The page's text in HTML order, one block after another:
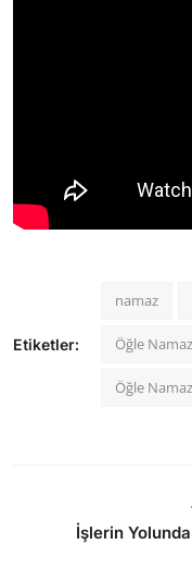
Etiketler:
namaz
Öğle
Öğle
İşlerin